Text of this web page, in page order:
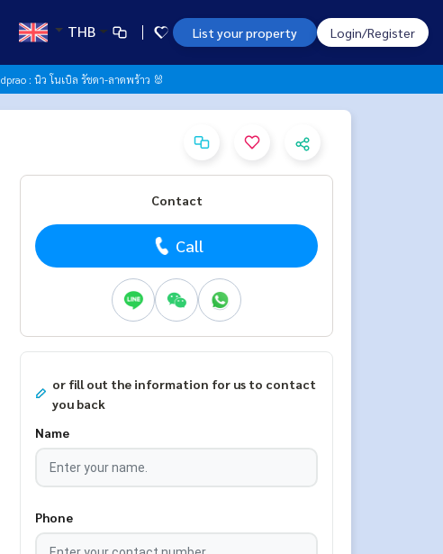
THB List your property Login/Register
: นิว โนเบิล รัชดา-ลาดพร้าว 🐰
Contact
Call
or fill out the information for us to contact
you back
Name
Phone